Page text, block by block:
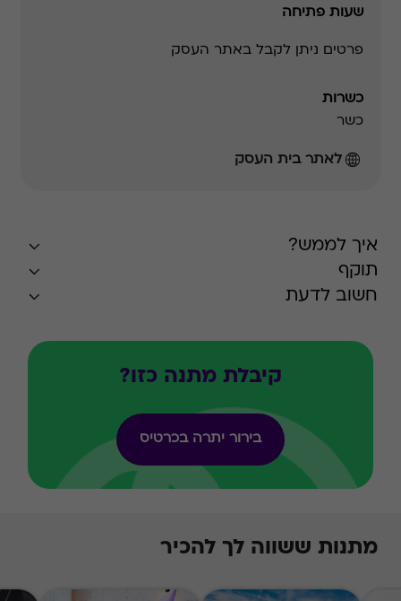
שעות פתיחה
פרטים ניתן לקבל באתר העסק
כשרות
כשר
לאתר בית העסק
איך לממש?
תוקף
חשוב לדעת
קיבלת מתנה כזו?
בירור יתרה בכרטיס
מתנות ששווה לך להכיר